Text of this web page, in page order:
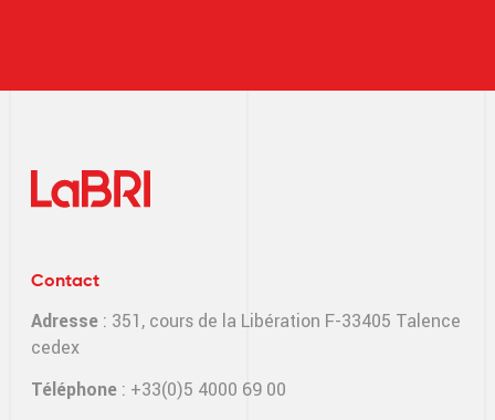
Contact
Adresse : 351, cours de la Libération F-33405 Talence
cedex
Téléphone : +33(0)5 4000 69 00